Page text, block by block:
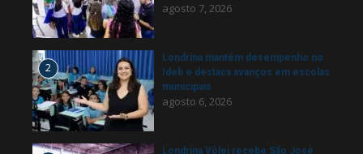
agosto 7, 2026
2
Londrina mantém desempenho no
Ideb e destaca avanços em escolas
municipais
agosto 6, 2026
Londrina Vôlei recebe São José